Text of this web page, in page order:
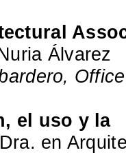
Álvarez
el uso y la
en